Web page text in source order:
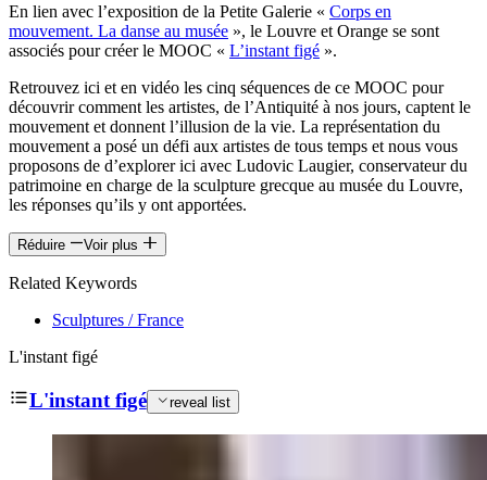
En lien avec l’exposition de la Petite Galerie « Corps en
mouvement. La danse au musée », le Louvre et Orange se sont
associés pour créer le MOOC « L’instant figé ».
Retrouvez ici et en vidéo les cinq séquences de ce MOOC pour
découvrir comment les artistes, de l’Antiquité à nos jours, captent le
mouvement et donnent l’illusion de la vie. La représentation du
mouvement a posé un défi aux artistes de tous temps et nous vous
proposons de d’explorer ici avec Ludovic Laugier, conservateur du
patrimoine en charge de la sculpture grecque au musée du Louvre,
les réponses qu’ils y ont apportées.
Réduire Voir plus
Related Keywords
Sculptures / France
L'instant figé
L'instant figé reveal list